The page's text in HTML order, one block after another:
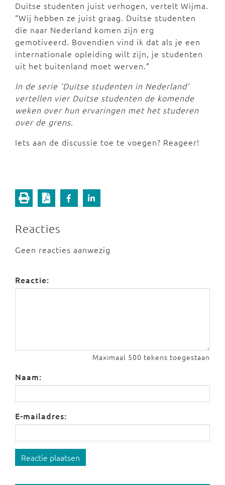
Duitse studenten juist verhogen, vertelt Wijma.
“Wij hebben ze juist graag. Duitse studenten
die naar Nederland komen zijn erg
gemotiveerd. Bovendien vind ik dat als je een
internationale opleiding wilt zijn, je studenten
uit het buitenland moet werven.”
In de serie ‘Duitse studenten in Nederland’
vertellen vier Duitse studenten de komende
weken over hun ervaringen met het studeren
over de grens.
Iets aan de discussie toe te voegen? Reageer!
Reacties
Geen reacties aanwezig
Reactie:
Maximaal 500 tekens toegestaan
Naam:
E-mailadres:
Reactie plaatsen